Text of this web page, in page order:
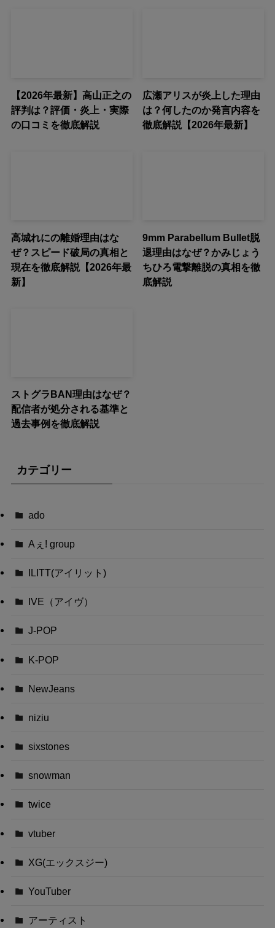
【2026年最新】高山正之の
評判は？評価・炎上・実際
の口コミを徹底解説
広瀬アリスが炎上した理由
は？何したのか発言内容を
徹底解説【2026年最新】
高城れにの離婚理由はな
ぜ？スピード破局の真相と
現在を徹底解説【2026年最
新】
9mm Parabellum Bullet脱
退理由はなぜ？かみじょう
ちひろ電撃離脱の真相を徹
底解説
ストグラBAN理由はなぜ？
配信者が処分される基準と
過去事例を徹底解説
カテゴリー
ado
Aぇ! group
ILITT(アイリット)
IVE（アイヴ）
J-POP
K-POP
NewJeans
niziu
sixstones
snowman
twice
vtuber
XG(エックスジー)
YouTuber
アーティスト